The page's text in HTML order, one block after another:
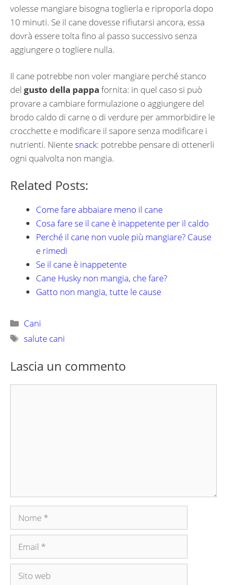
volesse mangiare bisogna toglierla e riproporla dopo
10 minuti. Se il cane dovesse rifiutarsi ancora, essa
dovrà essere tolta fino al passo successivo senza
aggiungere o togliere nulla.
Il cane potrebbe non voler mangiare perché stanco
del gusto della pappa fornita: in quel caso si può
provare a cambiare formulazione o aggiungere del
brodo caldo di carne o di verdure per ammorbidire le
crocchette e modificare il sapore senza modificare i
nutrienti. Nientesnack: potrebbe pensare di ottenerli
ogni qualvolta non mangia.
Related Posts:
Come fare abbaiare meno il cane
Cosa fare se il cane è inappetente per il caldo
Perché il cane non vuole più mangiare? Cause
e rimedi
Se il cane è inappetente
Cane Husky non mangia, che fare?
Gatto non mangia, tutte le cause
Categorie
Cani
Tag
salute cani
Lascia un commento
Nome
Email
Sito